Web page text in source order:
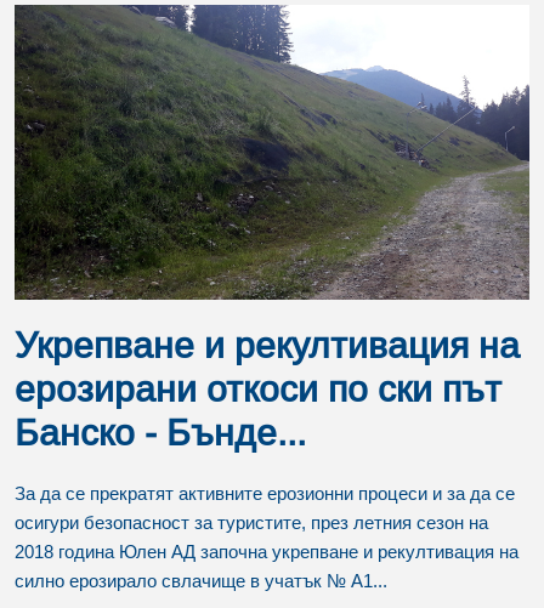
Укрепване и рекултивация на
ерозирани откоси по ски път
Банско - Бънде...
За да се прекратят активните ерозионни процеси и за да се
осигури безопасност за туристите, през летния сезон на
2018 година Юлен АД започна укрепване и рекултивация на
силно ерозирало свлачище в учатък № А1...